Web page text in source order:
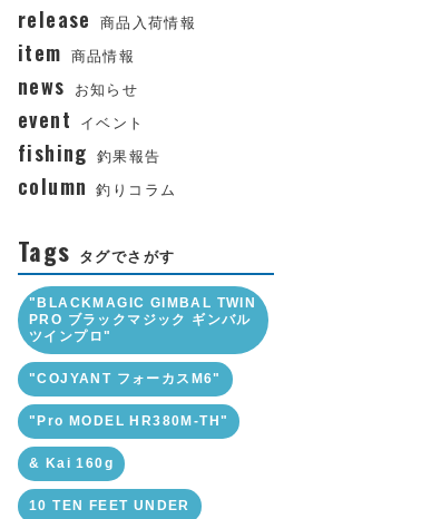
release 商品入荷情報
item 商品情報
news お知らせ
event イベント
fishing 釣果報告
column 釣りコラム
Tags タグでさがす
"BLACKMAGIC GIMBAL TWIN
PRO ブラックマジック ギンバル
ツインプロ"
"COJYANT フォーカスM6"
"Pro MODEL HR380M-TH"
& Kai 160g
10 TEN FEET UNDER